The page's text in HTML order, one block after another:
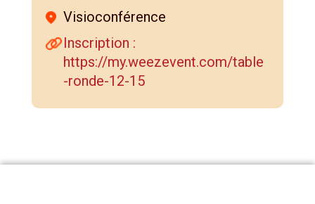
Visioconférence
https://my.weezevent.com/table
-ronde-12-15